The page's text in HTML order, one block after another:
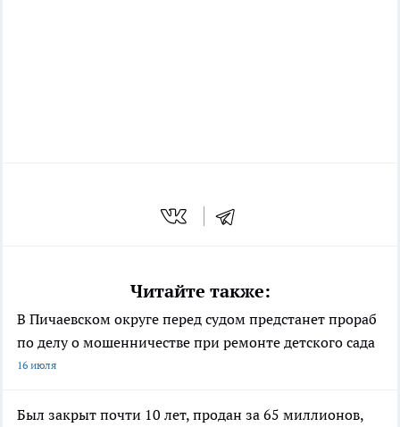
Читайте также:
В Пичаевском округе перед судом предстанет прораб
по делу о мошенничестве при ремонте детского сада
16 июля
Был закрыт почти 10 лет, продан за 65 миллионов,